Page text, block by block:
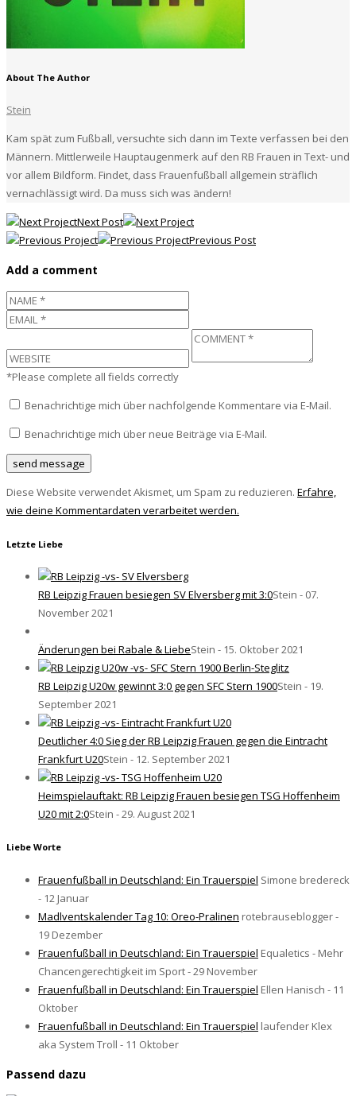
About The Author
Stein
Kam spät zum Fußball, versuchte sich dann im Texte verfassen bei den
Männern. Mittlerweile Hauptaugenmerk auf den RB Frauen in Text- und
vor allem Bildform. Findet, dass Frauenfußball allgemein sträflich
vernachlässigt wird. Da muss sich was ändern!
Next Post
Previous Post
Add a comment
*Please complete all fields correctly
Benachrichtige mich über nachfolgende Kommentare via E-Mail.
Benachrichtige mich über neue Beiträge via E-Mail.
Diese Website verwendet Akismet, um Spam zu reduzieren. Erfahre,
wie deine Kommentardaten verarbeitet werden.
Letzte Liebe
RB Leipzig Frauen besiegen SV Elversberg mit 3:0Stein - 07.
November 2021
Änderungen bei Rabale & LiebeStein - 15. Oktober 2021
RB Leipzig U20w gewinnt 3:0 gegen SFC Stern 1900Stein - 19.
September 2021
Deutlicher 4:0 Sieg der RB Leipzig Frauen gegen die Eintracht
Frankfurt U20Stein - 12. September 2021
Heimspielauftakt: RB Leipzig Frauen besiegen TSG Hoffenheim
U20 mit 2:0Stein - 29. August 2021
Liebe Worte
Frauenfußball in Deutschland: Ein Trauerspiel Simone bredereck
- 12 Januar
Madlventskalender Tag 10: Oreo-Pralinen rotebrauseblogger -
19 Dezember
Frauenfußball in Deutschland: Ein Trauerspiel Equaletics - Mehr
Chancengerechtigkeit im Sport - 29 November
Frauenfußball in Deutschland: Ein Trauerspiel Ellen Hanisch - 11
Oktober
Frauenfußball in Deutschland: Ein Trauerspiel laufender Klex
aka System Troll - 11 Oktober
Passend dazu